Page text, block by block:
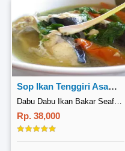
Sop Ikan Tenggiri Asam Segar
Rp. 38,000